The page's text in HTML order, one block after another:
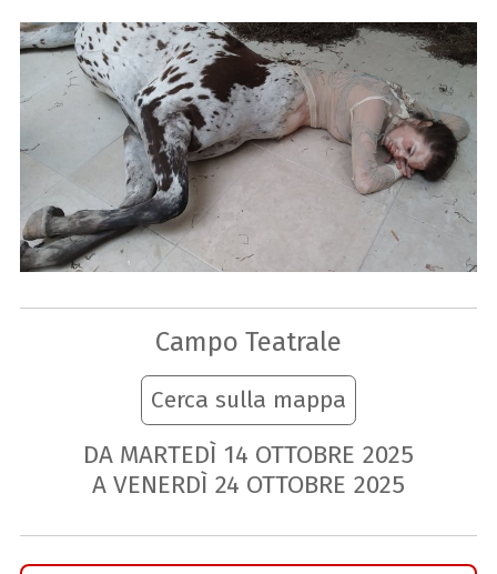
Campo Teatrale
Cerca sulla mappa
DA MARTEDÌ 14 OTTOBRE 2025
A VENERDÌ 24 OTTOBRE 2025